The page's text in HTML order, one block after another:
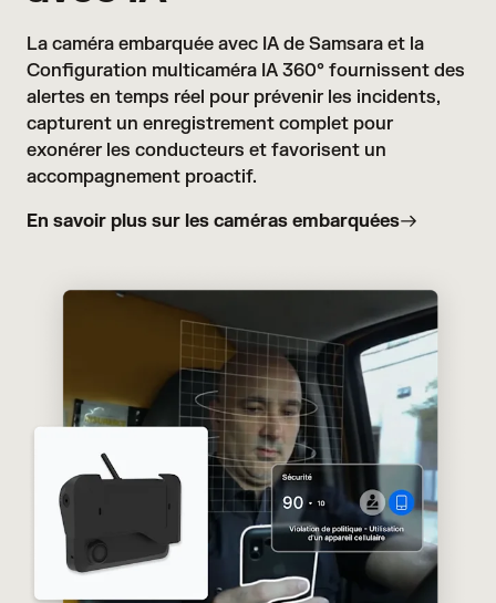
Configuration multicaméra IA 360° fournissent des
alertes en temps réel pour prévenir les incidents,
capturent un enregistrement complet pour
exonérer les conducteurs et favorisent un
accompagnement proactif.
En savoir plus sur les caméras embarquées